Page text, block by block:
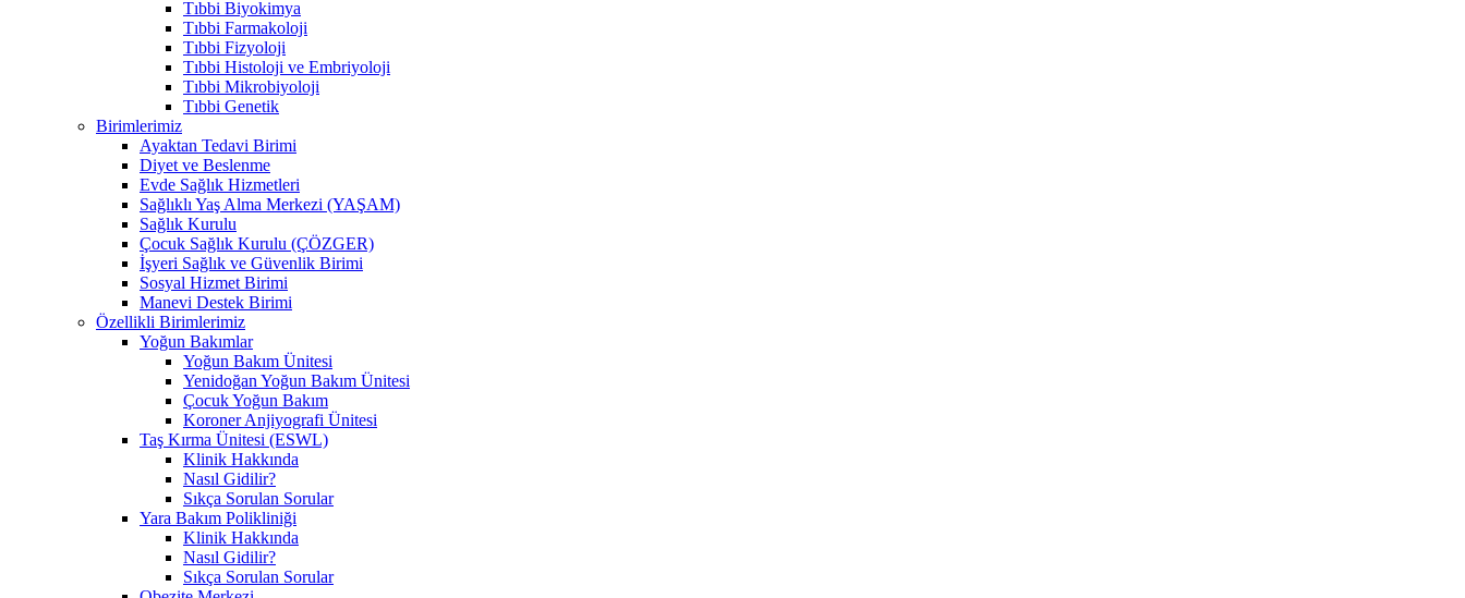
Tıbbi Biyokimya
Tıbbi Farmakoloji
Tıbbi Fizyoloji
Tıbbi Histoloji ve Embriyoloji
Tıbbi Mikrobiyoloji
Tıbbi Genetik
Birimlerimiz
Ayaktan Tedavi Birimi
Diyet ve Beslenme
Evde Sağlık Hizmetleri
Sağlıklı Yaş Alma Merkezi (YAŞAM)
Sağlık Kurulu
Çocuk Sağlık Kurulu (ÇÖZGER)
İşyeri Sağlık ve Güvenlik Birimi
Sosyal Hizmet Birimi
Manevi Destek Birimi
Özellikli Birimlerimiz
Yoğun Bakımlar
Yoğun Bakım Ünitesi
Yenidoğan Yoğun Bakım Ünitesi
Çocuk Yoğun Bakım
Koroner Anjiyografi Ünitesi
Taş Kırma Ünitesi (ESWL)
Klinik Hakkında
Nasıl Gidilir?
Sıkça Sorulan Sorular
Yara Bakım Polikliniği
Klinik Hakkında
Nasıl Gidilir?
Sıkça Sorulan Sorular